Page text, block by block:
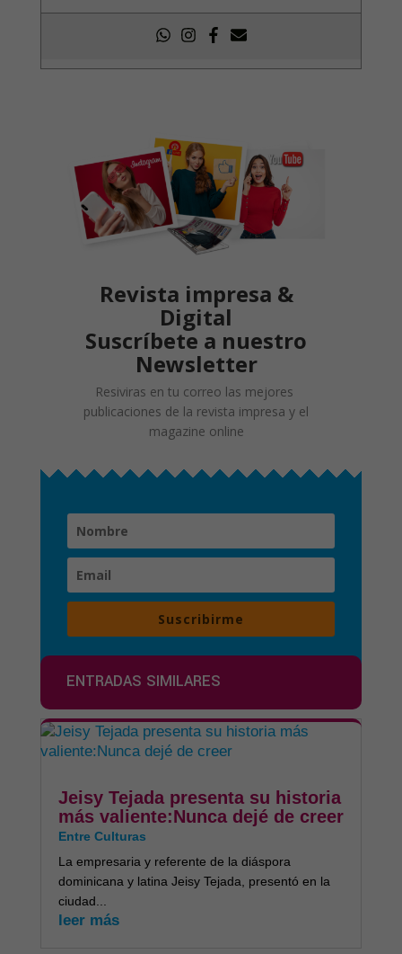
Revista impresa &
Digital
Suscríbete a nuestro
Newsletter
Resiviras en tu correo las mejores
publicaciones de la revista impresa y el
magazine online
Suscribirme
ENTRADAS SIMILARES
Jeisy Tejada presenta su historia
más valiente:Nunca dejé de creer
Entre Culturas
La empresaria y referente de la diáspora
dominicana y latina Jeisy Tejada, presentó en la
ciudad...
leer más